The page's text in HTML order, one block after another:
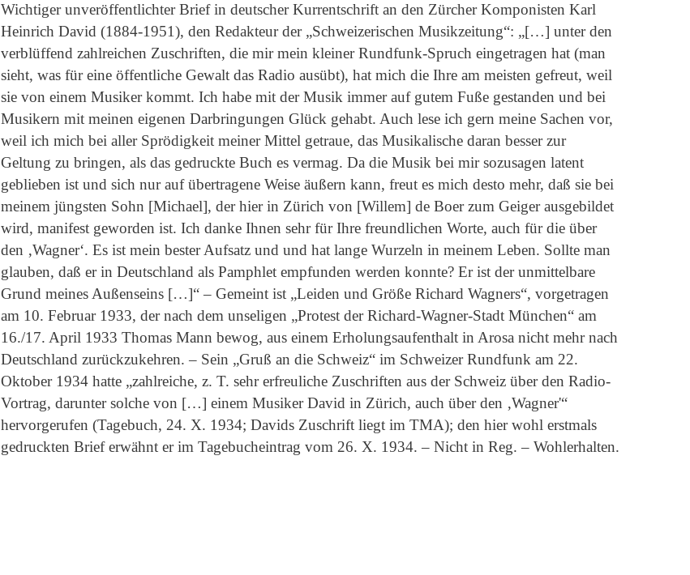
Wichtiger unveröffentlichter Brief in deutscher Kurrentschrift an den Zürcher Komponisten Karl
Heinrich David (1884-1951), den Redakteur der „Schweizerischen Musikzeitung“: „[…] unter den
verblüffend zahlreichen Zuschriften, die mir mein kleiner Rundfunk-Spruch eingetragen hat (man
sieht, was für eine öffentliche Gewalt das Radio ausübt), hat mich die Ihre am meisten gefreut, weil
sie von einem Musiker kommt. Ich habe mit der Musik immer auf gutem Fuße gestanden und bei
Musikern mit meinen eigenen Darbringungen Glück gehabt. Auch lese ich gern meine Sachen vor,
weil ich mich bei aller Sprödigkeit meiner Mittel getraue, das Musikalische daran besser zur
Geltung zu bringen, als das gedruckte Buch es vermag. Da die Musik bei mir sozusagen latent
geblieben ist und sich nur auf übertragene Weise äußern kann, freut es mich desto mehr, daß sie bei
meinem jüngsten Sohn [Michael], der hier in Zürich von [Willem] de Boer zum Geiger ausgebildet
wird, manifest geworden ist. Ich danke Ihnen sehr für Ihre freundlichen Worte, auch für die über
den ‚Wagner‘. Es ist mein bester Aufsatz und und hat lange Wurzeln in meinem Leben. Sollte man
glauben, daß er in Deutschland als Pamphlet empfunden werden konnte? Er ist der unmittelbare
Grund meines Außenseins […]“ – Gemeint ist „Leiden und Größe Richard Wagners“, vorgetragen
am 10. Februar 1933, der nach dem unseligen „Protest der Richard-Wagner-Stadt München“ am
16./17. April 1933 Thomas Mann bewog, aus einem Erholungsaufenthalt in Arosa nicht mehr nach
Deutschland zurückzukehren. – Sein „Gruß an die Schweiz“ im Schweizer Rundfunk am 22.
Oktober 1934 hatte „zahlreiche, z. T. sehr erfreuliche Zuschriften aus der Schweiz über den Radio-
Vortrag, darunter solche von […] einem Musiker David in Zürich, auch über den ‚Wagner'“
hervorgerufen (Tagebuch, 24. X. 1934; Davids Zuschrift liegt im TMA); den hier wohl erstmals
gedruckten Brief erwähnt er im Tagebucheintrag vom 26. X. 1934. – Nicht in Reg. – Wohlerhalten.